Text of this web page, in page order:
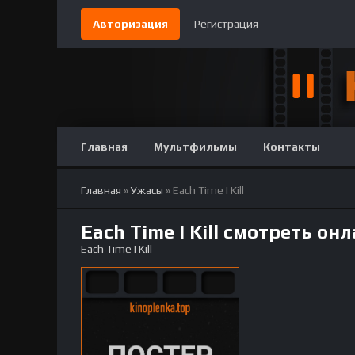
Авторизация Регистрация
Главная Мультфильмы Контакты
Главная »Ужасы » Each Time I Kill
Each Time I Kill смотреть
Each Time I Kill